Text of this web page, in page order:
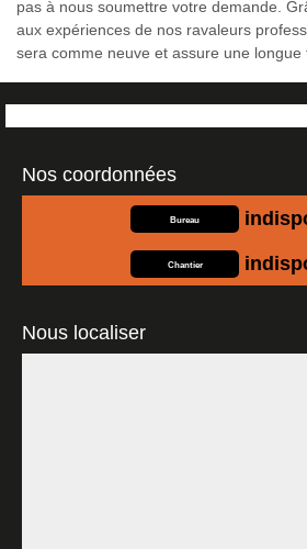
pas à nous soumettre votre demande.
aux expériences de nos ravaleurs
sera comme neuve et assure une longue
Nos coordonnées
Bureau
Chantier
Nous localiser